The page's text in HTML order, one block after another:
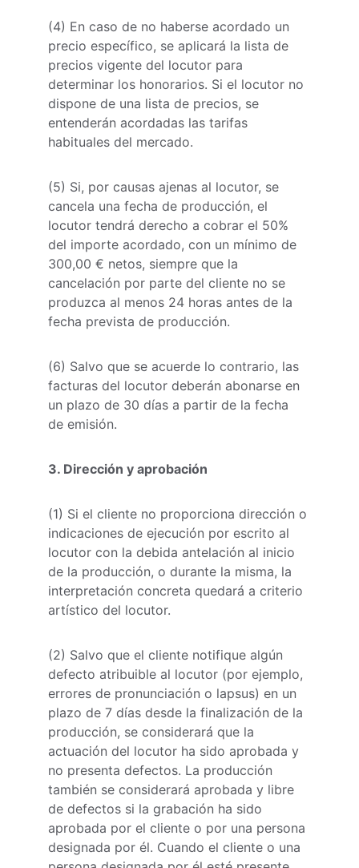
(4) En caso de no haberse acordado un
precio específico, se aplicará la lista de
precios vigente del locutor para
determinar los honorarios. Si el locutor no
dispone de una lista de precios, se
entenderán acordadas las tarifas
habituales del mercado.
(5) Si, por causas ajenas al locutor, se
cancela una fecha de producción, el
locutor tendrá derecho a cobrar el 50%
del importe acordado, con un mínimo de
300,00 € netos, siempre que la
cancelación por parte del cliente no se
produzca al menos 24 horas antes de la
fecha prevista de producción.
(6) Salvo que se acuerde lo contrario, las
facturas del locutor deberán abonarse en
un plazo de 30 días a partir de la fecha
de emisión.
3. Dirección y aprobación
(1) Si el cliente no proporciona dirección o
indicaciones de ejecución por escrito al
locutor con la debida antelación al inicio
de la producción, o durante la misma, la
interpretación concreta quedará a criterio
artístico del locutor.
(2) Salvo que el cliente notifique algún
defecto atribuible al locutor (por ejemplo,
errores de pronunciación o lapsus) en un
plazo de 7 días desde la finalización de la
producción, se considerará que la
actuación del locutor ha sido aprobada y
no presenta defectos. La producción
también se considerará aprobada y libre
de defectos si la grabación ha sido
aprobada por el cliente o por una persona
designada por él. Cuando el cliente o una